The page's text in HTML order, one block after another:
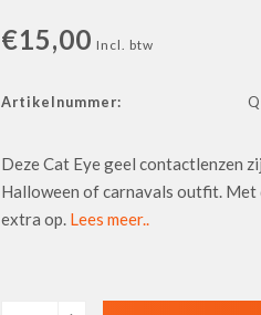
€15,00 Incl. btw
Artikelnummer:
Deze Cat Eye geel contactlenzen
Halloween of carnavals outfit. Met
extra op. Lees meer..